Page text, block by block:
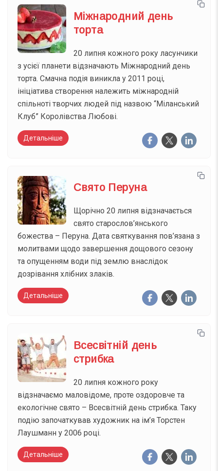
Міжнародний день
торта
20 липня кожного року ласунчики
з усієї планети відзначають Міжнародний день
торта. Смачна подія виникла у 2011 році,
ініціатива створення належить міжнародній
спільноті творчих людей під назвою “Міланський
Клуб” Королівства Любові.
Детальніше
Свято Перуна
Щорічно 20 липня відзначається
свято старослов’янського
божества – Перуна. Дата святкування пов’язана з
молитвами щодо завершення дощового сезону
та опущенням води під землю внаслідок
дозрівання хлібних злаків.
Детальніше
Всесвітній день
стрибка
20 липня кожного року
відзначаємо маловідоме, проте оздоровче та
екологічне свято – Всесвітній день стрибка. Таку
подію започаткував художник на ім’я Торстен
Лаушманн у 2006 році.
Детальніше